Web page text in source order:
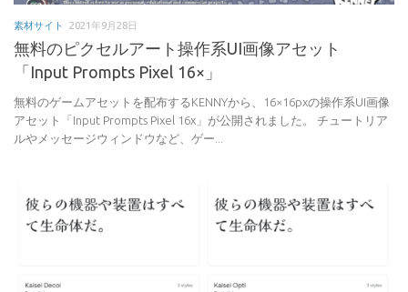
素材サイト 2021年9月28日
無料のピクセルアート操作系UI画像アセット
「Input Prompts Pixel 16×」
無料のゲームアセットを配布するKENNYから、16×16pxの操作系UI画像
アセット「Input Prompts Pixel 16x」が公開されました。 チュートリア
ルやメッセージウィンドウなど、ゲー...